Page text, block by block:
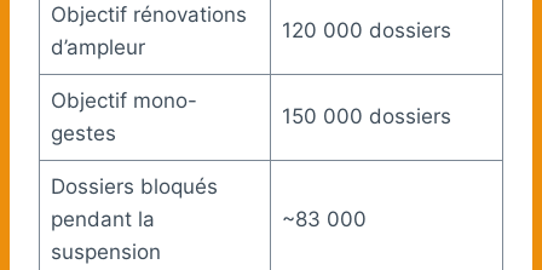
Objectif rénovations
d’ampleur
120 000 dossiers
Objectif mono-
gestes
150 000 dossiers
Dossiers bloqués
pendant la
suspension
~83 000